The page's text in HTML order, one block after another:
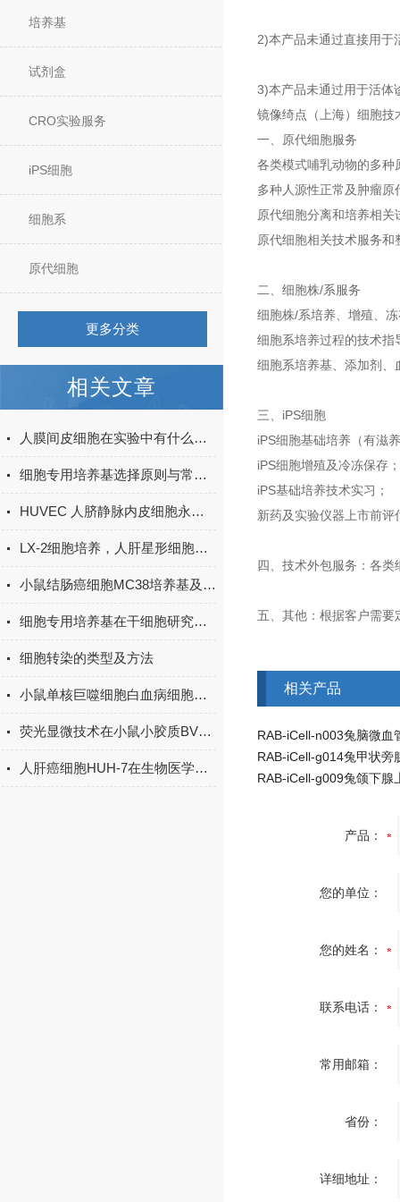
培养基
试剂盒
CRO实验服务
iPS细胞
细胞系
原代细胞
更多分类
相关文章
人膜间皮细胞在实验中有什么作用？
细胞专用培养基选择原则与常见问题解决方案
HUVEC 人脐静脉内皮细胞永生化参考文献
LX-2细胞培养，人肝星形细胞培养攻略
小鼠结肠癌细胞MC38培养基及培养冻存条件准备
细胞专用培养基在干细胞研究中的应用与优化
细胞转染的类型及方法
小鼠单核巨噬细胞白血病细胞RAW264.7的研究密码
荧光显微技术在小鼠小胶质BV2细胞形态学观察中的应用
人肝癌细胞HUH-7在生物医学研究中的应用
2)本产品未通过直接用于
3)本产品未通过用于活体
镜像绮点（上海）细胞
一、原代细胞服务
各类模式哺乳动物的多种
多种人源性正常及肿瘤原
原代细胞分离和培养相
原代细胞相关技术服务
二、细胞株/系服务
细胞株/系培养、增殖、
细胞系培养过程的技术指
细胞系培养基、添加剂
三、iPS细胞
iPS细胞基础培养（有滋
iPS细胞增殖及冷冻保存；
iPS基础培养技术实习；
新药及实验仪器上市前评
四、技术外包服务：各
五、其他：根据客户需要
相关产品
产品：
您的单位：
您的姓名：
联系电话：
常用邮箱：
省份：
详细地址：